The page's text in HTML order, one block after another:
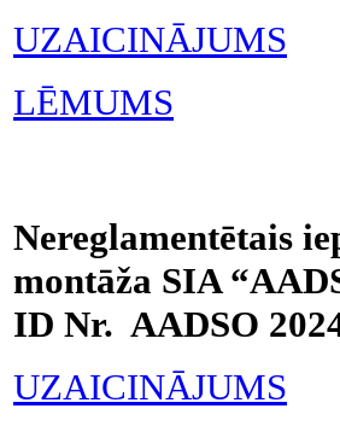
UZAICINĀJUMS
LĒMUMS
Nereglamentētais
montāža SIA
ID Nr. AADSO
UZAICINĀJUMS